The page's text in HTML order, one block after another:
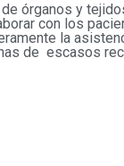
órganos y
con los
la
de escasos